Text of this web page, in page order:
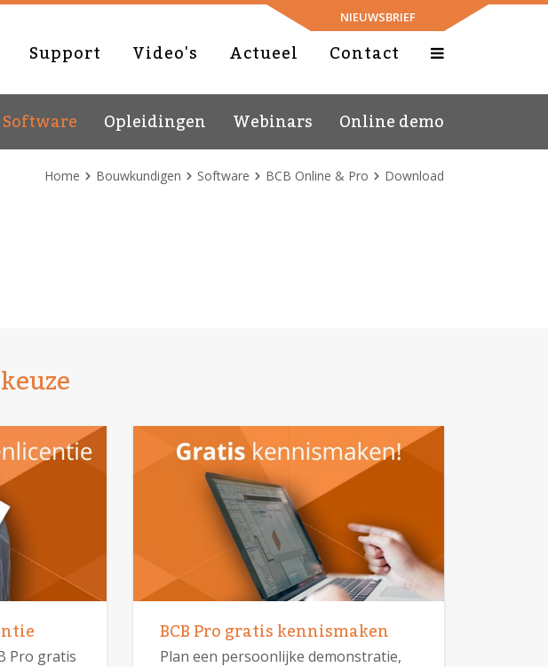
Support Video's Actueel Contact
NIEUWSBRIEF
Software Opleidingen Webinars Online demo
Home Bouwkundigen Software BCB Online & Pro Download
Pro gratis
BCB Pro gratis kennismaken
Plan een persoonlijke demonstratie,